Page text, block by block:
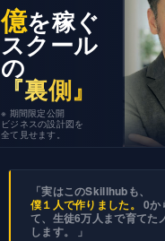
億を稼ぐ
スクール
の
『裏側』
※ 期間限定公開
ビジネスの設計図を
全て見せます。
「実はこのSkillhubも、
僕１人で作りました。 0か
て、生徒6万人まで育てた
します。 」